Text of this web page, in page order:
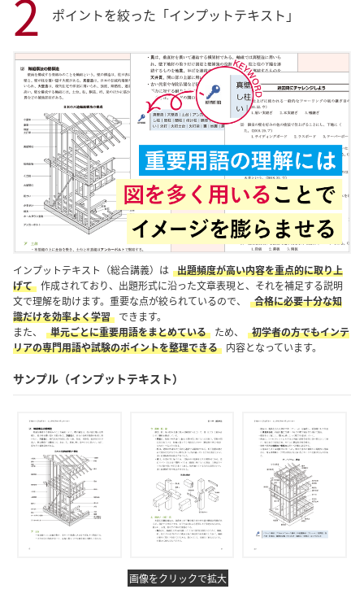
ポイントを絞った「インプットテキスト」
インプットテキスト（総合講義）は 出題頻度が高い内容を重点的に取り上
げて 作成されており、出題形式に沿った文章表現と、それを補足する説明
文で理解を助けます。重要な点が絞られているので、
合格に必要十分な知
識だけを効率よく学習
できます。
また、
単元ごとに重要用語をまとめている ため、
初学者の方でもインテ
リアの専門用語や試験のポイントを整理できる
内容となっています。
サンプル（インプットテキスト）
画像をクリックで拡大